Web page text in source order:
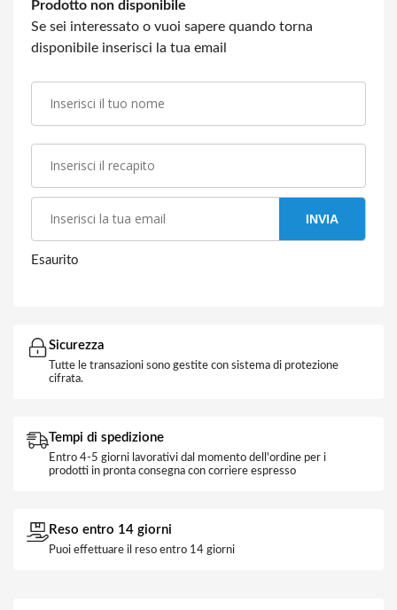
Prodotto non disponibile
Se sei interessato o vuoi sapere quando torna
disponibile inserisci la tua email
INVIA
Esaurito
Sicurezza
Tutte le transazioni sono gestite con sistema di protezione
cifrata.
Tempi di spedizione
Entro 4-5 giorni lavorativi dal momento dell'ordine per i
prodotti in pronta consegna con corriere espresso
Reso entro 14 giorni
Puoi effettuare il reso entro 14 giorni